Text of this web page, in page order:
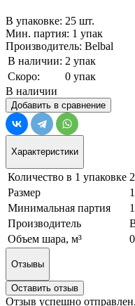
В упаковке: 25 шт.
Мин. партия: 1 упак
Производитель: Belbal
В наличии: 2 упак
Скоро:
0 упак
В наличии
Добавить в сравнение
Характеристики
Количество в 1 упаковке
Размер
Минимальная партия
1
Производитель
Объем шара, м³
Отзывы
Оставить отзыв
Отзыв успешно отправлен.